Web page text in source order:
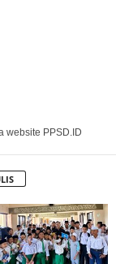
website PPSD.ID